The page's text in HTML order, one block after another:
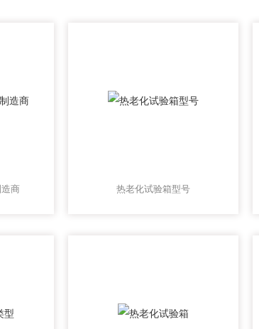
商 热老化试验箱型号